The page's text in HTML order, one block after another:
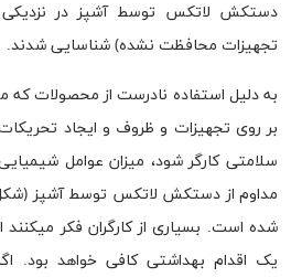
دستکش لاتکس توسط آشپز در نزدیکی
تجهیزات محافظت نشده) شناسایی شدند.
به دلیل استفاده نادرست از محصولات که
بر روی تجهیزات و ظروف و ایجاد
سلامتی کارگر شود، میزان عوامل
شده است. بسیاری از کارگران فکر
یک اقدام بهداشتی کافی خواهد بود.